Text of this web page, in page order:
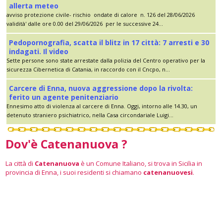
allerta meteo
avviso protezione civile- rischio ondate di calore n. 126 del 28/06/2026
validità' dalle ore 0.00 del 29/06/2026 per le successive 24...
Pedopornografia, scatta il blitz in 17 città: 7 arresti e 30
indagati. Il video
Sette persone sono state arrestate dalla polizia del Centro operativo per la
sicurezza Cibernetica di Catania, in raccordo con il Cncpo, n...
Carcere di Enna, nuova aggressione dopo la rivolta:
ferito un agente penitenziario
Ennesimo atto di violenza al carcere di Enna. Oggi, intorno alle 14.30, un
detenuto straniero psichiatrico, nella Casa circondariale Luigi...
Dov'è Catenanuova ?
La città di Catenanuova è un Comune Italiano, si trova in Sicilia in
provincia di Enna, i suoi residenti si chiamano catenanuovesi.